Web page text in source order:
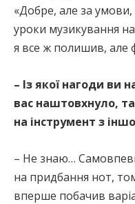
«Добре, але за
уроки музикування
я все ж полишив, але
– Із якої нагоди ви
вас наштовхнуло,
на інструмент з
– Не знаю…
на придбання нот,
вперше побачив